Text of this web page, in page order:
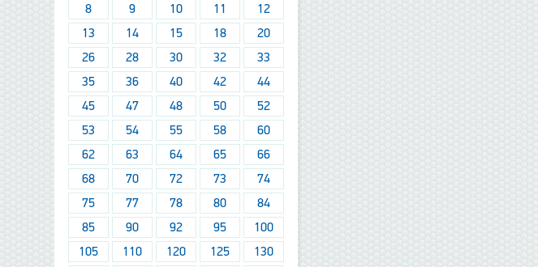
8
9 10 11
12
13
14 15 18
20
26
28 30 32
33
35
36 40 42
44
45
47 48 50
52
53
54 55 58
60
62
63 64 65
66
68
70 72 73
74
75
77 78 80
84
85
90 92 95
100
105
110 120 125
130